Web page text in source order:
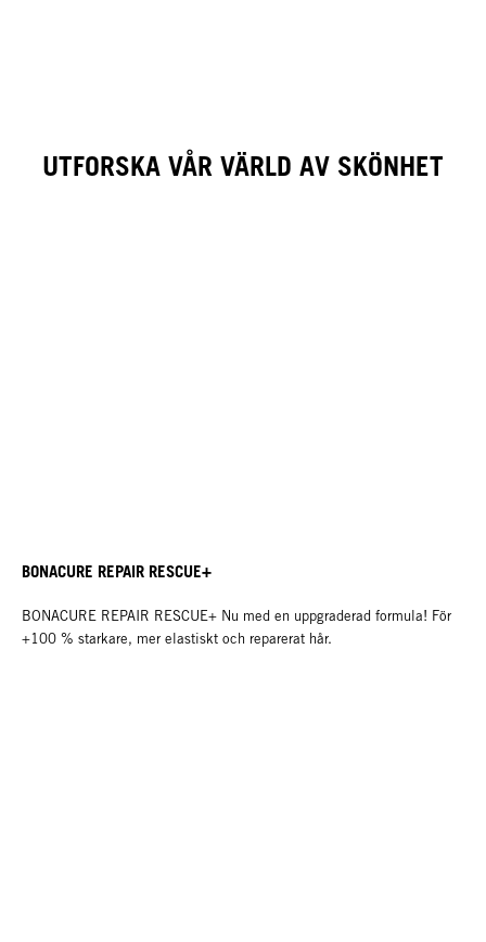
UTFORSKA VÅR VÄRLD AV SKÖNHET
BONACURE REPAIR RESCUE+
BONACURE REPAIR RESCUE+ Nu med en uppgraderad formula! För
+100 % starkare, mer elastiskt och reparerat hår.